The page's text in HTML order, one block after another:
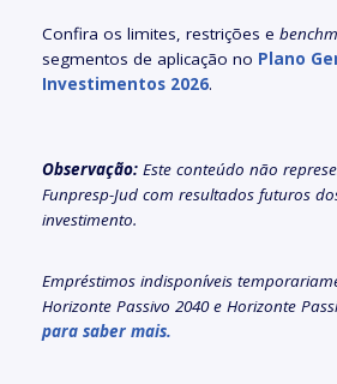
Confira os limites, restrições e
segmentos de aplicação no Plano
Investimentos 2026.
Observação:Este conteúdo não
Funpresp-Jud com resultados futuros
investimento.
Empréstimos indisponíveis
Horizonte Passivo 2040 e Horizonte
para saber mais.